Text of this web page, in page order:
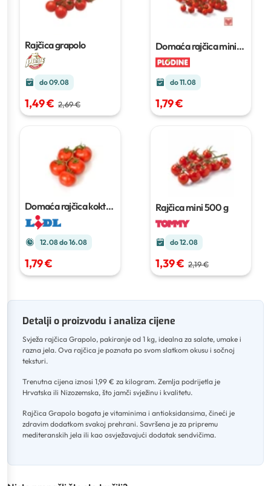
Rajčica grapolo
do 09.08
1,49 € 2,69 €
Domaća rajčica mini
grappolo
do 11.08
1,79 €
Domaća rajčica koktel
grappolo
12.08 do 16.08
1,79 €
Rajčica mini500 g
do 12.08
1,39 € 2,19 €
Detalji o proizvodu i analiza cijene
Svježa rajčica Grapolo, pakiranje od 1 kg, idealna za salate, umake i
razna jela. Ova rajčica je poznata po svom slatkom okusu i sočnoj
teksturi.
Trenutna cijena iznosi 1,99 € za kilogram. Zemlja podrijetla je
Hrvatska ili Nizozemska, što jamči svježinu i kvalitetu.
Rajčica Grapolo bogata je vitaminima i antioksidansima, čineći je
zdravim dodatkom svakoj prehrani. Savršena je za pripremu
mediteranskih jela ili kao osvježavajući dodatak sendvičima.